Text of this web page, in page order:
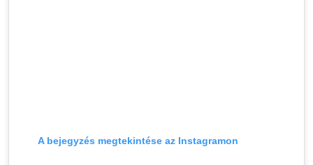
A bejegyzés megtekintése az Instagramon